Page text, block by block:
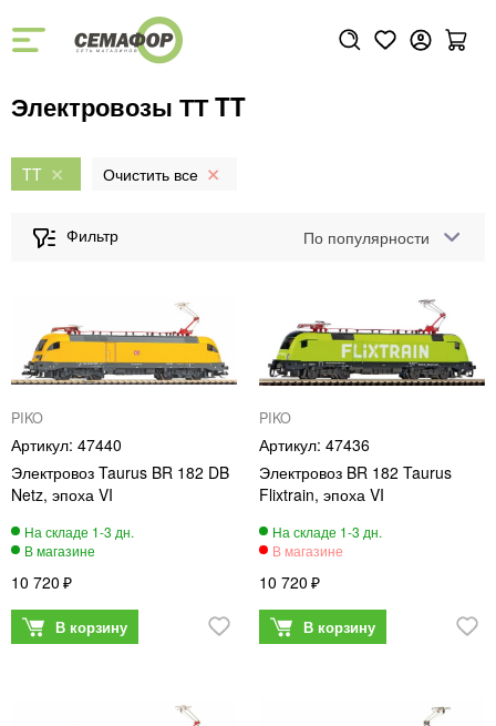
Электровозы ТТ TT
TT
По популярности
PIKO
47440
Электровоз Taurus BR 182 DB
Netz, эпоха VI
10 720
PIKO
47436
Электровоз BR 182 Taurus
Flixtrain, эпоха VI
10 720